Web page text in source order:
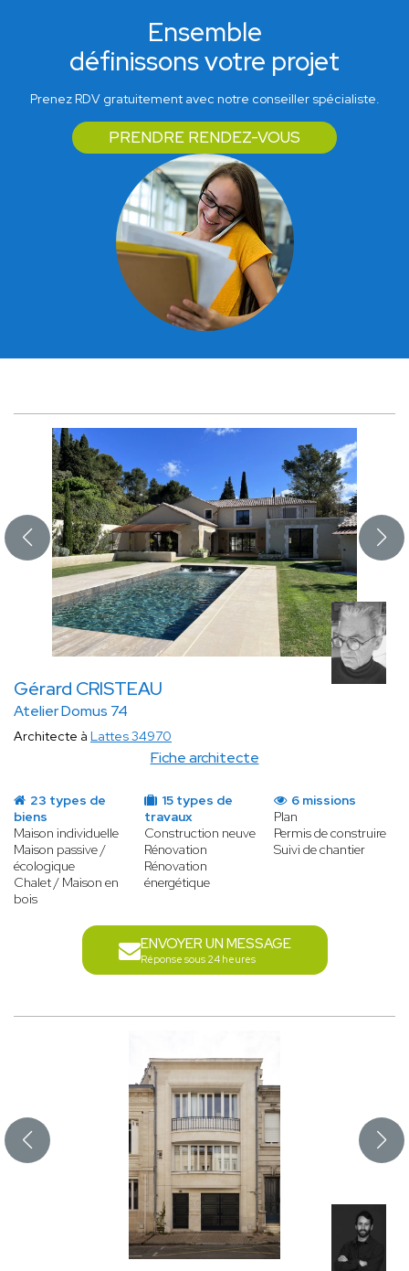
Ensemble
définissons votre projet
Prenez RDV gratuitement avec notre conseiller spécialiste.
PRENDRE RENDEZ-VOUS
Gérard CRISTEAU
Atelier Domus 74
Fiche architecte
Architecte à Lattes 34970
23 types de
biens
Maison individuelle
Maison passive /
écologique
Chalet / Maison en
bois
15 types de
travaux
Construction neuve
Rénovation
Rénovation
énergétique
6 missions
Plan
Permis de construire
Suivi de chantier
ENVOYER UN MESSAGE
Réponse sous 24 heures